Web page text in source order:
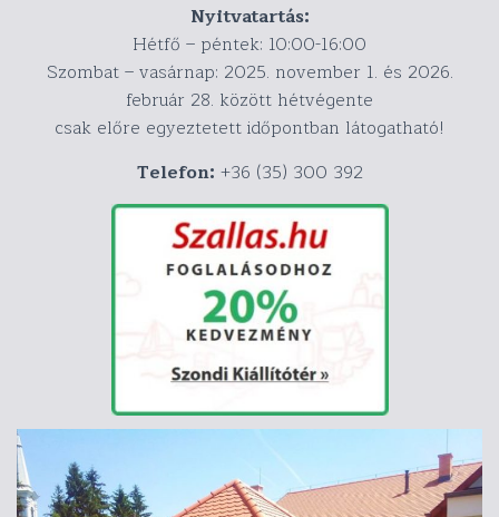
Nyitvatartás:
Hétfő – péntek: 10:00-16:00
Szombat – vasárnap: 2025. november 1. és 2026.
február 28. között hétvégente
csak előre egyeztetett időpontban látogatható!
Telefon: +36 (35) 300 392